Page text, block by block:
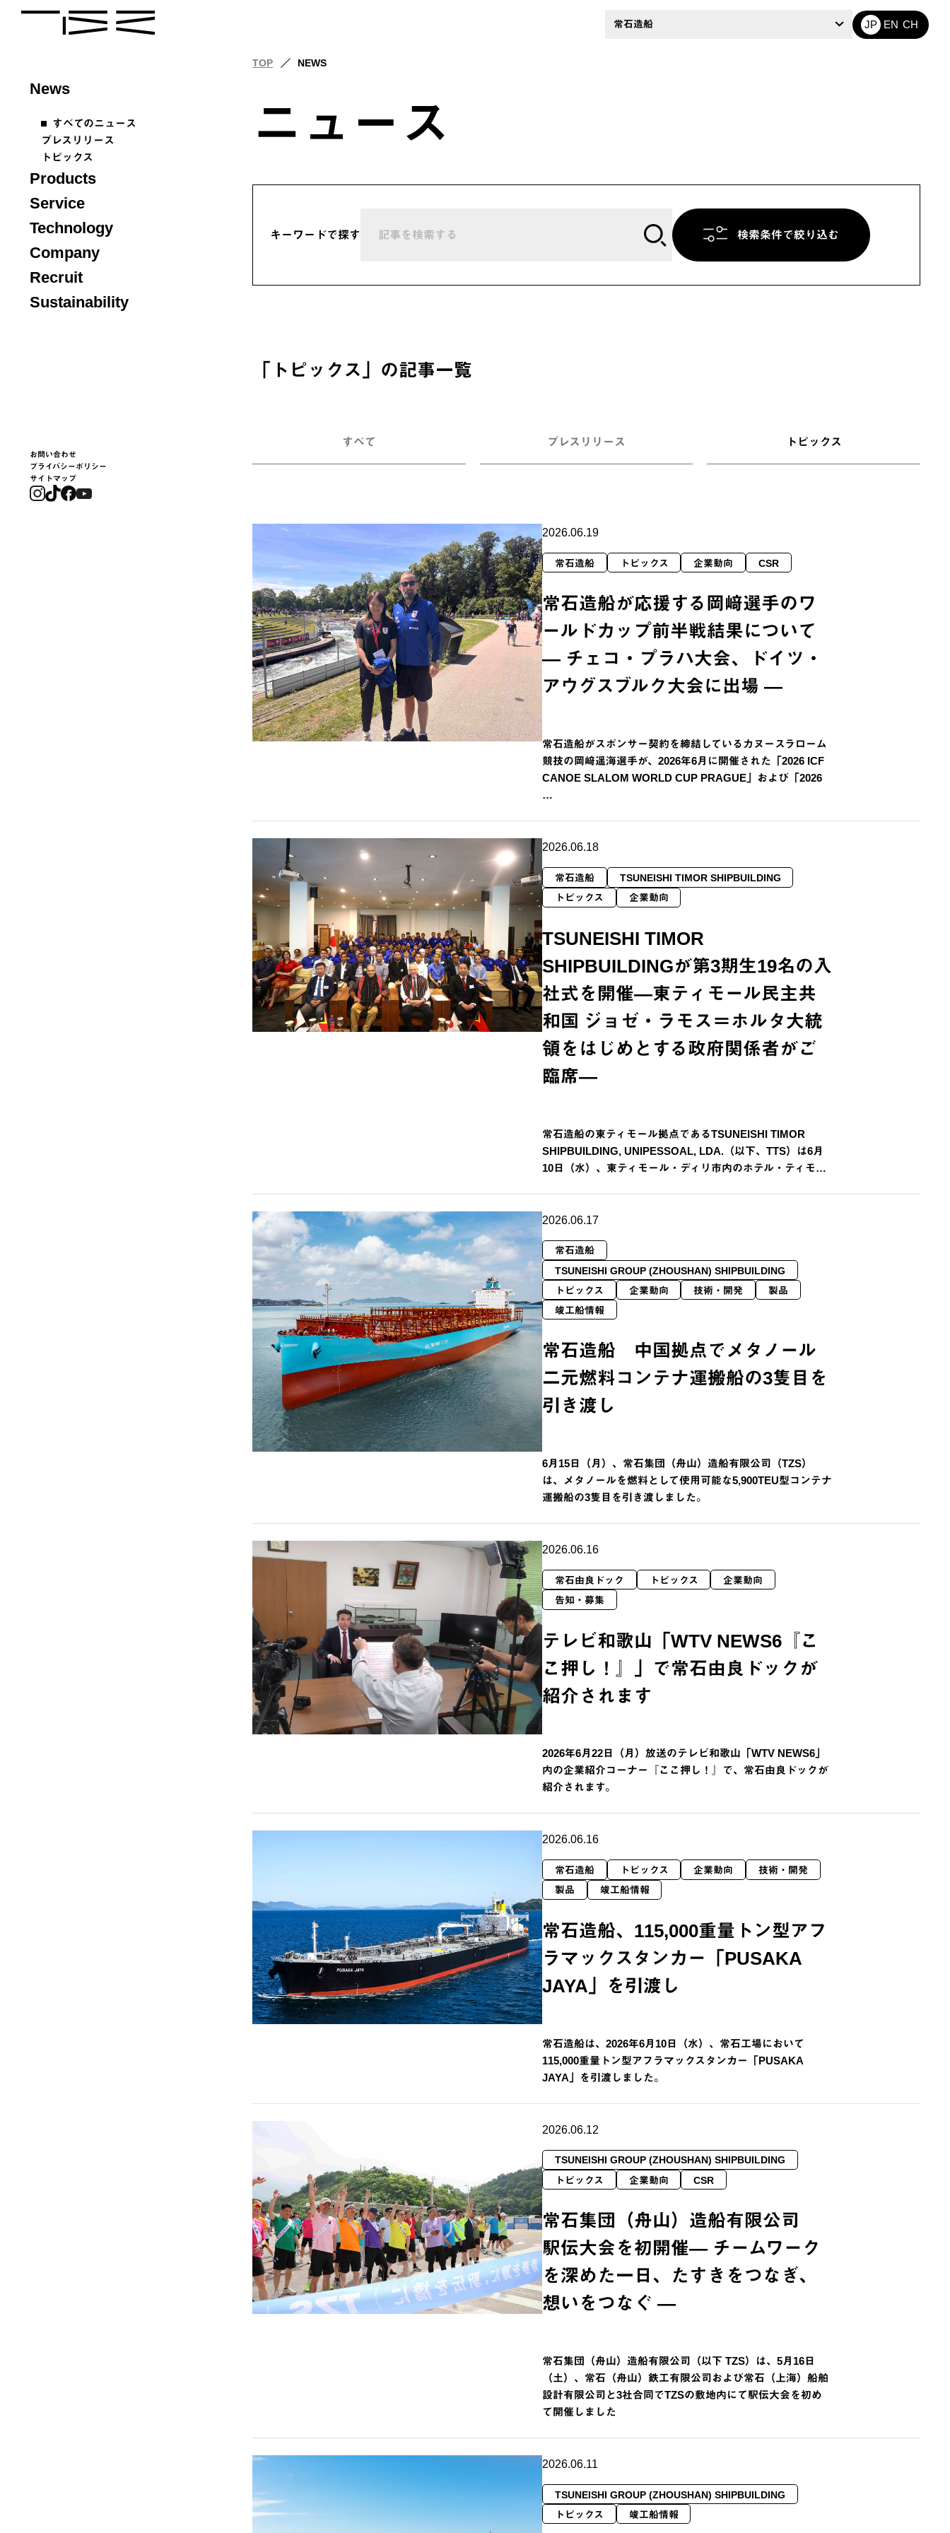
常石造船 JP EN CH
News
すべてのニュース
プレスリリース
トピックス
Products
Service
Technology
Company
Recruit
Sustainability
お問い合わせ
プライバシーポリシー
サイトマップ
TOP NEWS
ニュース
キーワードで探す 検索条件で絞り込む
「 トピックス」の記事一覧
すべて プレスリリース トピックス
2026.06.19
常石造船 トピックス 企業動向 CSR
常石造船が応援する岡﨑選手のワ
ールドカップ前半戦結果について
― チェコ・プラハ大会、ドイツ・
アウグスブルク大会に出場 ―
常石造船がスポンサー契約を締結しているカヌースラローム
競技の岡﨑遥海選手が、2026年6月に開催された「2026 ICF
CANOE SLALOM WORLD CUP PRAGUE」および「2026
…
2026.06.18
常石造船
TSUNEISHI TIMOR SHIPBUILDING
トピックス
企業動向
TSUNEISHI TIMOR
SHIPBUILDINGが第3期生19名の入
社式を開催―東ティモール民主共
和国 ジョゼ・ラモス＝ホルタ大統
領をはじめとする政府関係者がご
臨席―
常石造船の東ティモール拠点であるTSUNEISHI TIMOR
SHIPBUILDING, UNIPESSOAL, LDA.（以下、TTS）は6月
10日（水）、東ティモール・ディリ市内のホテル・ティモ…
2026.06.17
常石造船
TSUNEISHI GROUP (ZHOUSHAN) SHIPBUILDING
トピックス
企業動向 技術・開発
製品
竣工船情報
常石造船 中国拠点でメタノール
二元燃料コンテナ運搬船の3隻目を
引き渡し
6月15日（月）、常石集団（舟山）造船有限公司（TZS）
は、メタノールを燃料として使用可能な5,900TEU型コンテナ
運搬船の3隻目を引き渡しました。
2026.06.16
常石由良ドック トピックス
企業動向
告知・募集
テレビ和歌山「WTV NEWS6『こ
こ押し！』」で常石由良ドックが
紹介されます
2026年6月22日（月）放送のテレビ和歌山「WTV NEWS6」
内の企業紹介コーナー『ここ押し！』で、常石由良ドックが
紹介されます。
2026.06.16
常石造船 トピックス 企業動向
技術・開発
製品
竣工船情報
常石造船、115,000重量トン型アフ
ラマックスタンカー「PUSAKA
JAYA」を引渡し
常石造船は、2026年6月10日（水）、常石工場において
115,000重量トン型アフラマックスタンカー「PUSAKA
JAYA」を引渡しました。
2026.06.12
TSUNEISHI GROUP (ZHOUSHAN) SHIPBUILDING
トピックス
企業動向 CSR
常石集団（舟山）造船有限公司
駅伝大会を初開催― チームワーク
を深めた一日、たすきをつなぎ、
想いをつなぐ ―
常石集団（舟山）造船有限公司（以下 TZS）は、5月16日
（土）、常石（舟山）鉄工有限公司および常石（上海）船舶
設計有限公司と3社合同でTZSの敷地内にて駅伝大会を初め
て開催しました
2026.06.11
TSUNEISHI GROUP (ZHOUSHAN) SHIPBUILDING
トピックス
竣工船情報